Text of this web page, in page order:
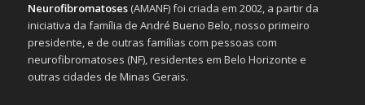
Neurofibromatoses(AMANF) foi criada em 2002, a partir da
iniciativa da família de André Bueno Belo, nosso primeiro
presidente, e de outras famílias com pessoas com
neurofibromatoses (NF), residentes em Belo Horizonte e
outras cidades de Minas Gerais.